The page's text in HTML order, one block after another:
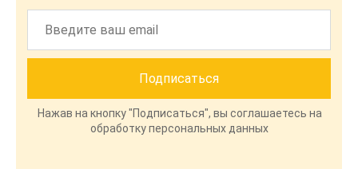
Нажав на кнопку "Подписаться", вы соглашаетесь на
обработку персональных данных